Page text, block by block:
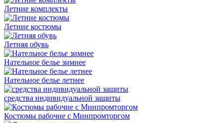
Летние комплекты
Летние костюмы
Летняя обувь
Нательное белье зимнее
Нательное белье летнее
средства индивидуальной защиты
Костюмы рабочие с Минпромторгом